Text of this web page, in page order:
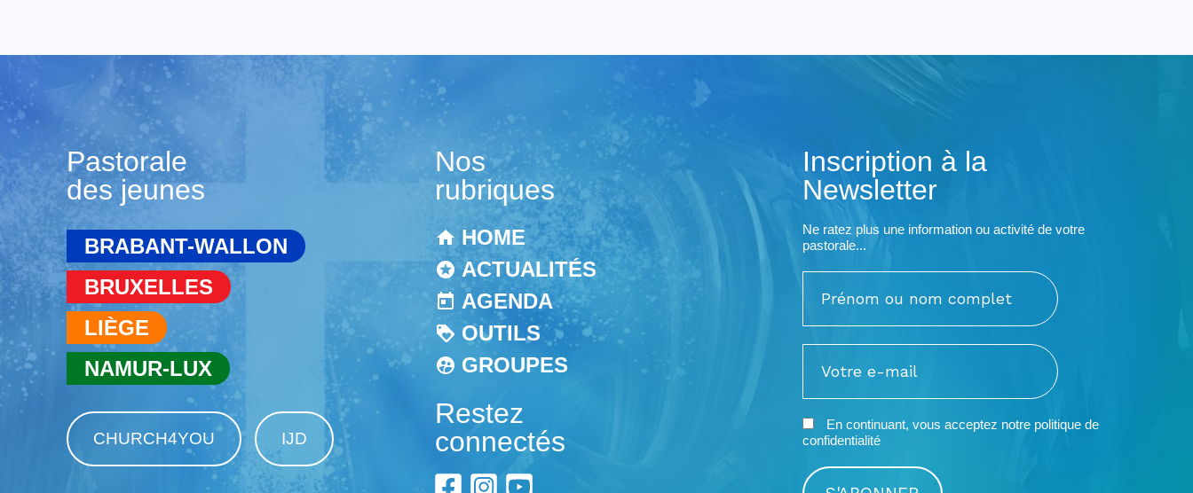
Pastorale
des jeunes
BRABANT-WALLON
BRUXELLES
LIÈGE
NAMUR-LUX
CHURCH4YOU IJD
Nos
rubriques
HOME
ACTUALITÉS
AGENDA
OUTILS
GROUPES
Restez
connectés
Inscription à la
Newsletter
Ne ratez plus une information ou activité de votre
pastorale...
En continuant, vous acceptez notre politique de
confidentialité